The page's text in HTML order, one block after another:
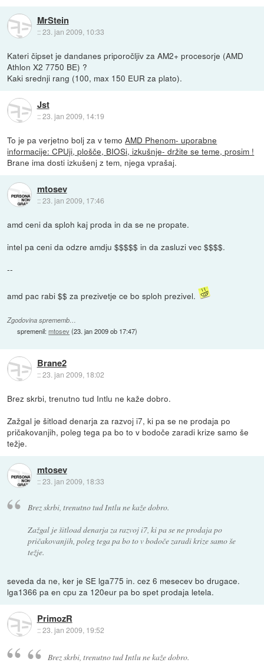
MrStein
::23. jan 2009, 10:33
Kateri čipset je dandanes priporočljiv za AM2+ procesorje (AMD
Athlon X2 7750 BE) ?
Kaki srednji rang (100, max 150 EUR za plato).
Jst
::23. jan 2009, 14:19
To je pa verjetno bolj za v temoAMD Phenom- uporabne
informacije: CPUji, plošče, BIOSi, izkušnje- držite se teme, prosim !
Brane ima dosti izkušenj z tem, njega vprašaj.
mtosev
::23. jan 2009, 17:46
amd ceni da sploh kaj proda in da se ne propate.
intel pa ceni da odzre amdju $$$$$ in da zasluzi vec $$$$.
--
amd pac rabi $$ za prezivetje ce bo sploh prezivel.
Zgodovina sprememb…
spremenil:mtosev(23. jan 2009 ob 17:47)
Brane2
::23. jan 2009, 18:02
Brez skrbi, trenutno tud Intlu ne kaže dobro.
Zažgal je šitload denarja za razvoj i7, ki pa se ne prodaja po
pričakovanjih, poleg tega pa bo to v bodoče zaradi krize samo še
težje.
mtosev
::23. jan 2009, 18:33
Brez skrbi, trenutno tud Intlu ne kaže dobro.
Zažgal je šitload denarja za razvoj i7, ki pa se ne prodaja po
pričakovanjih, poleg tega pa bo to v bodoče zaradi krize samo še
težje.
seveda da ne, ker je SE lga775 in. cez 6 mesecev bo drugace.
lga1366 pa en cpu za 120eur pa bo spet prodaja letela.
PrimozR
::23. jan 2009, 19:52
Brez skrbi, trenutno tud Intlu ne kaže dobro.